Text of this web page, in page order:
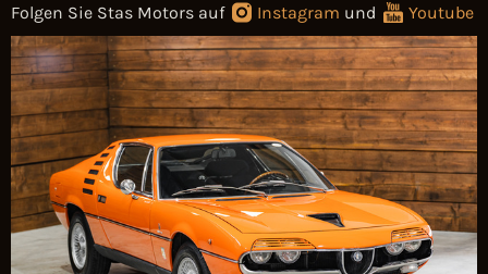
Folgen Sie Stas Motors auf Instagram und Youtube